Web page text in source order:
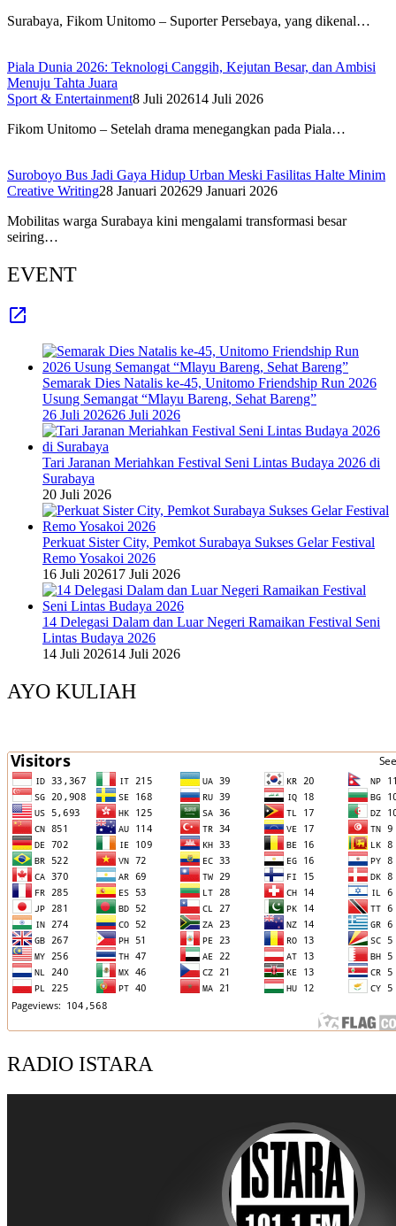
Surabaya, Fikom Unitomo – Suporter Persebaya, yang dikenal…
Piala Dunia 2026: Teknologi Canggih, Kejutan Besar, dan Ambisi
Menuju Tahta Juara
Sport & Entertainment8 Juli 202614 Juli 2026
Fikom Unitomo – Setelah drama menegangkan pada Piala…
Suroboyo Bus Jadi Gaya Hidup Urban Meski Fasilitas Halte Minim
Creative Writing28 Januari 202629 Januari 2026
Mobilitas warga Surabaya kini mengalami transformasi besar
seiring…
EVENT
Semarak Dies Natalis ke-45, Unitomo Friendship Run 2026
Usung Semangat “Mlayu Bareng, Sehat Bareng”
26 Juli 202626 Juli 2026
Tari Jaranan Meriahkan Festival Seni Lintas Budaya 2026 di
Surabaya
20 Juli 2026
Perkuat Sister City, Pemkot Surabaya Sukses Gelar Festival
Remo Yosakoi 2026
16 Juli 202617 Juli 2026
14 Delegasi Dalam dan Luar Negeri Ramaikan Festival Seni
Lintas Budaya 2026
14 Juli 202614 Juli 2026
AYO KULIAH
RADIO ISTARA